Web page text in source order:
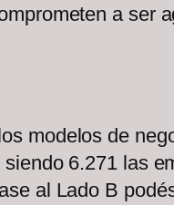
a ser
modelos de
6.271 las
al Lado B